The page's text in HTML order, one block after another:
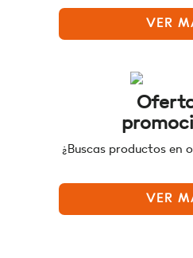
VER
¿Buscas productos en
VER